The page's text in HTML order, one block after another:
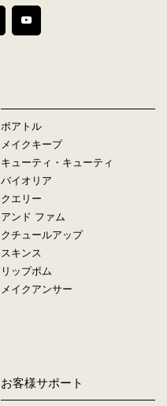
ポアトル
メイクキープ
キューティ・キューティ
バイオリア
クエリー
アンド ファム
クチュールアップ
スキンス
リップボム
メイクアンサー
お客様サポート